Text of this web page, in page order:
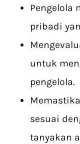
Pengelola
pribadi
untuk
pengelola.
sesuai
tanyakan